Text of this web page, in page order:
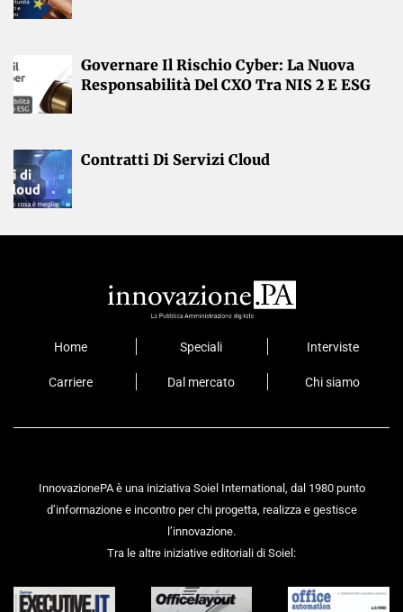
Governare Il Rischio Cyber: La Nuova
Responsabilità Del CXO Tra NIS 2 E ESG
Contratti Di Servizi Cloud
Home Speciali Interviste
Carriere Dal mercato Chi siamo
InnovazionePA è una iniziativa Soiel International, dal 1980 punto
d’informazione e incontro per chi progetta, realizza e gestisce
l’innovazione.
Tra le altre iniziative editoriali di Soiel: